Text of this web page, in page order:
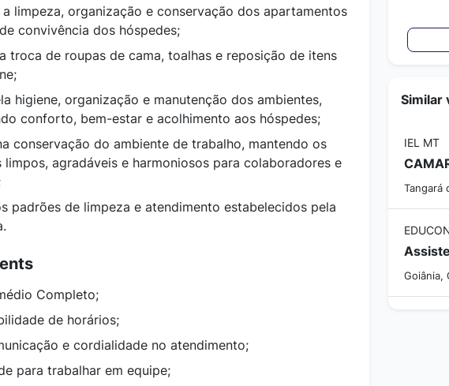
a limpeza, organização e conservação dos apartamentos
convivência dos hóspedes;
troca de roupas de cama, toalhas e reposição de itens
higiene, organização e manutenção dos ambientes,
conforto, bem-estar e acolhimento aos hóspedes;
conservação do ambiente de trabalho, mantendo os
limpos, agradáveis e harmoniosos para colaboradores e
padrões de limpeza e atendimento estabelecidos pela
Completo;
de horários;
e cordialidade no atendimento;
para trabalhar em equipe;
Similar
IEL MT
Tangará
Goiânia,